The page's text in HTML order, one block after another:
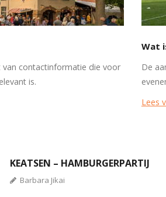
van contactinformatie die voor
is.
Wat
De
Lees
KEATSEN – HAMBURGERPARTIJ
Barbara Jikai